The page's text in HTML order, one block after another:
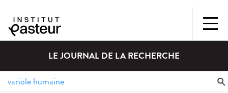
LE JOURNAL DE LA RECHERCHE